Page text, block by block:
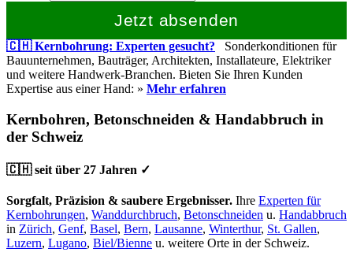
Jetzt absenden
🇨🇭 Kernbohrung: Experten gesucht? Sonderkonditionen für
Bauunternehmen, Bauträger, Architekten, Installateure, Elektriker
und weitere Handwerk-Branchen. Bieten Sie Ihren Kunden
Expertise aus einer Hand: » Mehr erfahren
Kernbohren, Betonschneiden & Handabbruch in
der Schweiz
🇨🇭 seit über 27 Jahren ✓
Sorgfalt, Präzision & saubere Ergebnisser. Ihre Experten für
Kernbohrungen, Wanddurchbruch, Betonschneiden u. Handabbruch
in Zürich, Genf, Basel, Bern, Lausanne, Winterthur, St. Gallen,
Luzern, Lugano, Biel/Bienne u. weitere Orte in der Schweiz.